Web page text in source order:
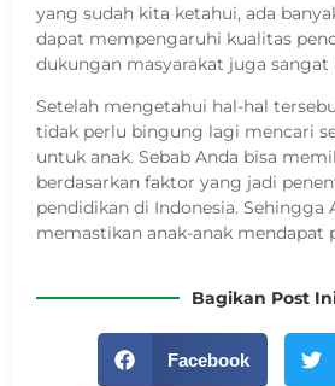
yang sudah kita ketahui, ada
dapat mempengaruhi kualitas
dukungan masyarakat juga sangat
Setelah mengetahui hal-hal
tidak perlu bingung lagi mencari
untuk anak. Sebab Anda bisa
berdasarkan faktor yang jadi
pendidikan di Indonesia. Sehingga
memastikan anak-anak mendapat
Bagikan Post
Facebook